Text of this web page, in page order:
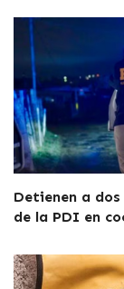
Detienen a
de la PDI en